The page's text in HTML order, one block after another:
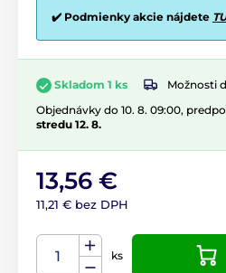
✔️ Podmienky akcie nájdete TU
Skladom 1 ks
Možnosti
Objednávky do 10. 8. 09:00,
stredu 12. 8.
13,56 €
11,21 € bez DPH
ks